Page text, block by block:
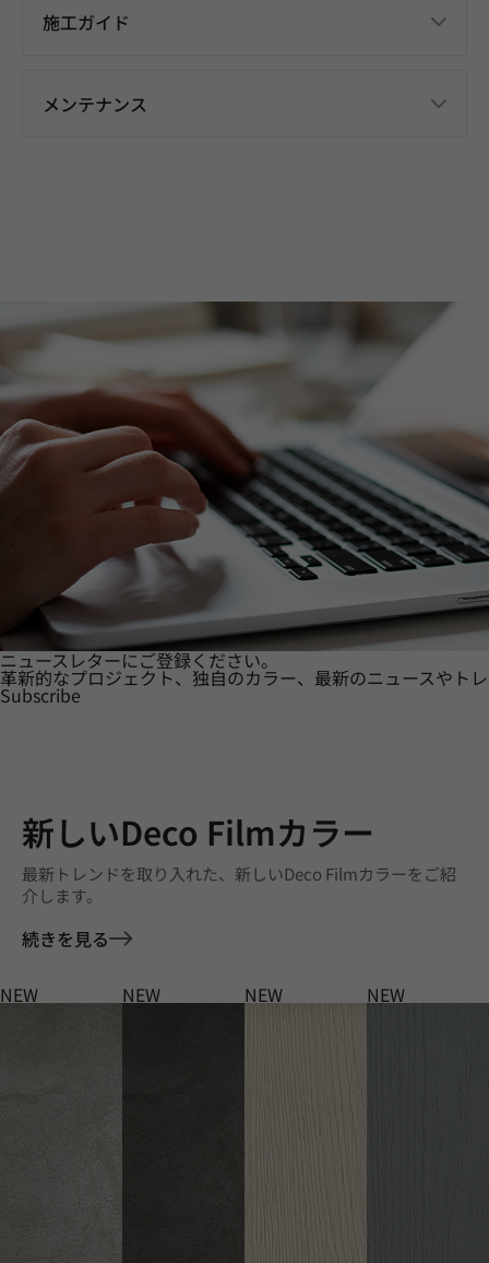
施工ガイド
メンテナンス
ニュースレターにご登録ください。
革新的なプロジェクト、独自のカラー、最新のニュースやト
Subscribe
新しいDeco Filmカラー
最新トレンドを取り入れた、新しいDeco Filmカラーをご紹
介します。
続きを見る
NEW NEW NEW NEW